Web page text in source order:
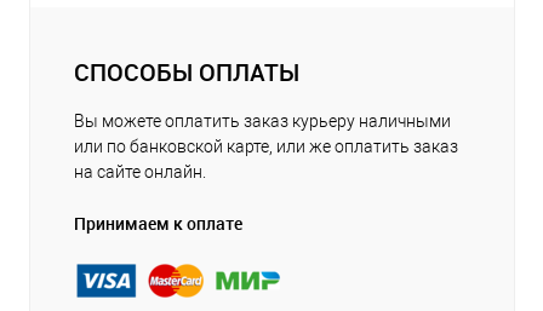
СПОСОБЫ ОПЛАТЫ
Вы можете оплатить заказ курьеру наличными
или по банковской карте, или же оплатить заказ
на сайте онлайн.
Принимаем к оплате